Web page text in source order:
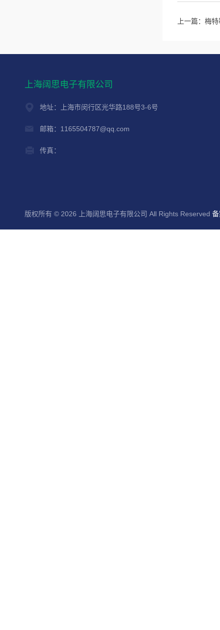
上一篇： 梅
上海阔思电子有限公司
地址：上海市闵行区光华路188号3-6号
邮箱：1165504787@qq.com
传真：
版权所有 © 2026 上海阔思电子有限公司 All Rights Reserved